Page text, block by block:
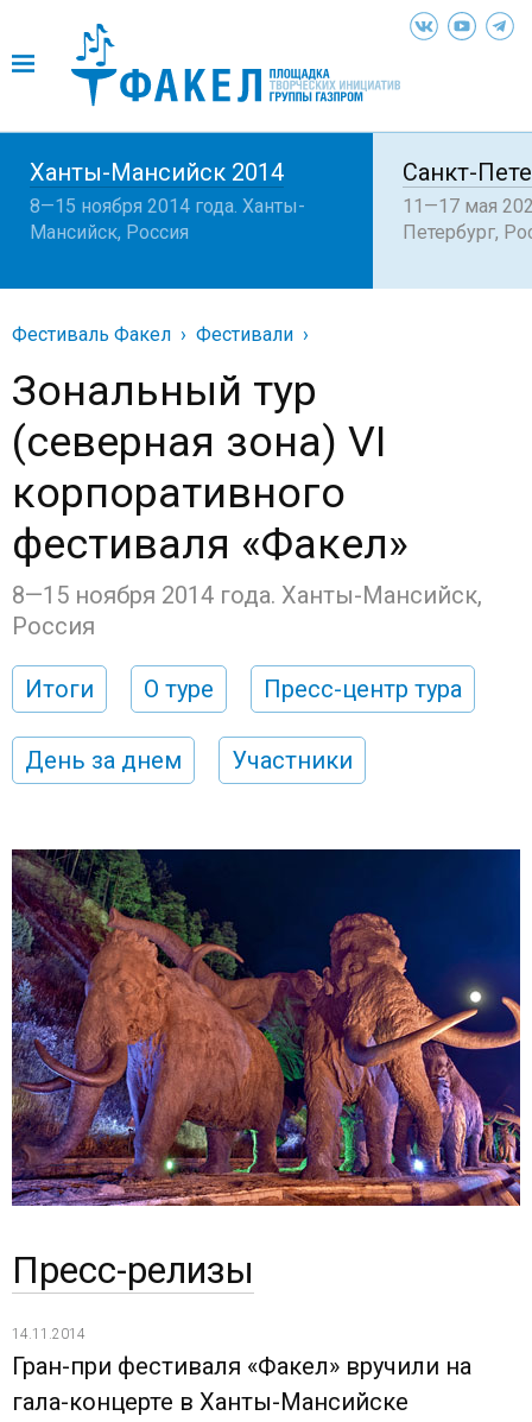
Санкт-
11—17 мая
Петербург,
Ханты-Мансийск 2014
8—15 ноября 2014 года. Ханты-
Мансийск, Россия
Фестиваль Факел Фестивали
Зональный тур
(северная зона) VI
корпоративного
фестиваля «Факел»
8—15 ноября 2014 года. Ханты-Мансийск,
Россия
Итоги О туре Пресс-центр тура
День за днем Участники
Пресс-релизы
14.11.2014
Гран-при фестиваля «Факел» вручили на
гала-концерте в Ханты-Мансийске